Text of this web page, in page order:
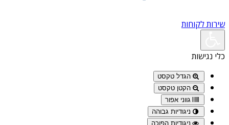
שירות לקוחות
כלי נגישות
הגדל טקסט
הקטן טקסט
גווני אפור
ניגודיות גבוהה
ניגודיות הפוכה